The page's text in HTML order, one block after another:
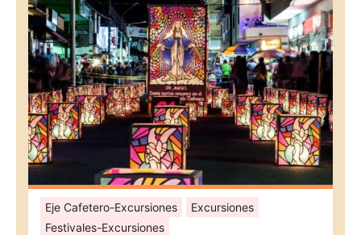
Eje Cafetero-Excursiones
Excursiones
Festivales-Excursiones